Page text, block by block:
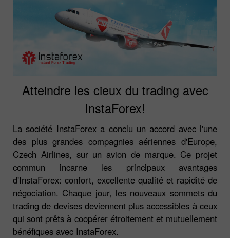
Atteindre les cieux du trading avec
InstaForex!
La société InstaForex a conclu un accord avec l'une
des plus grandes compagnies aériennes d'Europe,
Czech Airlines, sur un avion de marque. Ce projet
commun incarne les principaux avantages
d'InstaForex: confort, excellente qualité et rapidité de
négociation. Chaque jour, les nouveaux sommets du
trading de devises deviennent plus accessibles à ceux
qui sont prêts à coopérer étroitement et mutuellement
bénéfiques avec InstaForex.